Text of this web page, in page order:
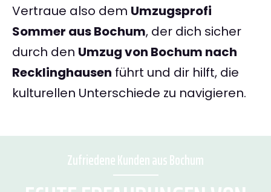
Vertraue also dem Umzugsprofi
Sommer aus Bochum, der dich sicher
durch den Umzug von Bochum nach
Recklinghausen führt und dir hilft, die
kulturellen Unterschiede zu navigieren.
Zufriedene Kunden aus Bochum